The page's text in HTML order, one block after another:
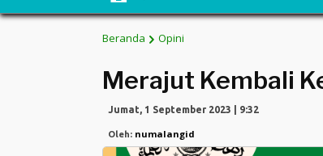
M
Beranda Opini
Merajut Kembali
Jumat, 1 September 2023 | 9:32
Oleh: numalangid